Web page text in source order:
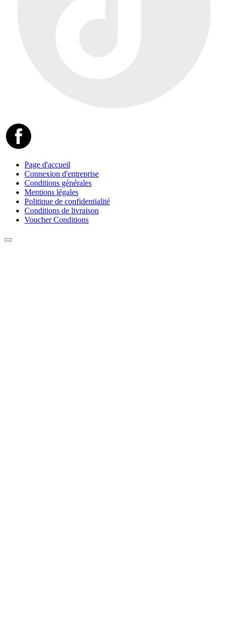
Page d'accueil
Connexion d'entreprise
Conditions générales
Mentions légales
Politique de confidentialité
Conditions de livraison
Voucher Conditions